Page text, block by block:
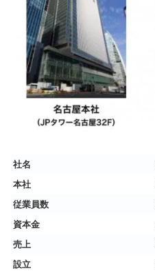
社名
本社
従業員数
資本金
売上
設立